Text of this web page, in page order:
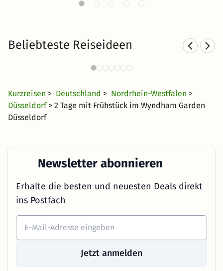
Beliebteste Reiseideen
Städtereisen nach Düsseldorf
621 Angebote
Kurzreisen > Deutschland > Nordrhein-Westfalen >
Düsseldorf> 2 Tage mit Frühstück im Wyndham Garden
Düsseldorf
Newsletter abonnieren
Erhalte die besten und neuesten Deals direkt
ins Postfach
Jetzt anmelden